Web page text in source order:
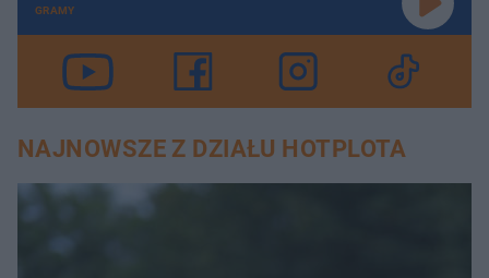
GRAMY
NAJNOWSZE Z DZIAŁU HOTPLOTA